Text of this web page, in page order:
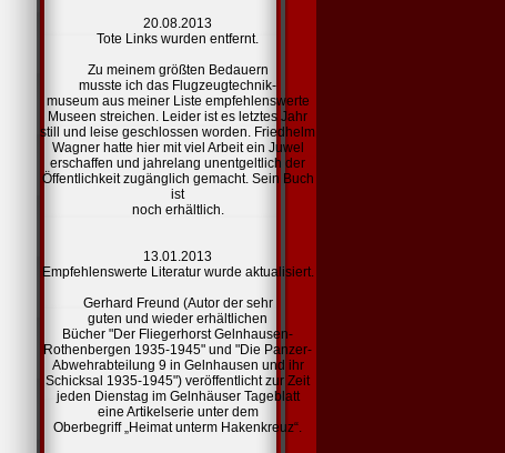
20.08.2013
Tote Links wurden entfernt.
Zu meinem größten Bedauern
musste ich das Flugzeugtechnik-
museum aus meiner Liste empfehlenswerte
Museen streichen. Leider ist es letztes Jahr
still und leise geschlossen worden. Friedhelm
Wagner hatte hier mit viel Arbeit ein Juwel
erschaffen und jahrelang unentgeltlich der
Öffentlichkeit zugänglich gemacht. Sein Buch
ist
noch erhältlich.
13.01.2013
Empfehlenswerte Literatur wurde aktualisiert.
Gerhard Freund (Autor der sehr
guten und wieder erhältlichen
Bücher "Der Fliegerhorst Gelnhausen-
Rothenbergen 1935-1945" und "Die Panzer-
Abwehrabteilung 9 in Gelnhausen und ihr
Schicksal 1935-1945") veröffentlicht zur Zeit
jeden Dienstag im Gelnhäuser Tageblatt
eine Artikelserie unter dem
Oberbegriff „Heimat unterm Hakenkreuz“.